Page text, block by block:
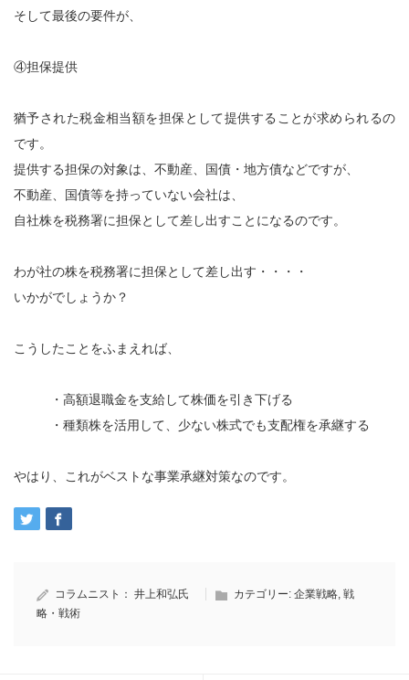
そして最後の要件が、
④担保提供
猶予された税金相当額を担保として提供することが求められるの
です。
提供する担保の対象は、不動産、国債・地方債などですが、
不動産、国債等を持っていない会社は、
自社株を税務署に担保として差し出すことになるのです。
わが社の株を税務署に担保として差し出す・・・・
いかがでしょうか？
こうしたことをふまえれば、
・高額退職金を支給して株価を引き下げる
・種類株を活用して、少ない株式でも支配権を承継する
やはり、これがベストな事業承継対策なのです。
コラムニスト： 井上和弘氏 カテゴリー: 企業戦略, 戦
略・戦術